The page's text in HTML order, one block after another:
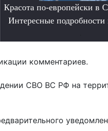
Красота по-европейски в
Интересные подробности
комментариев.
СВО ВС РФ на